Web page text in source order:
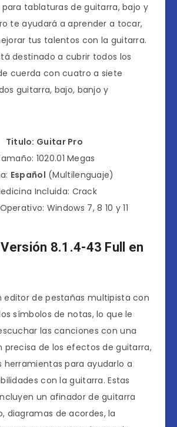
tablaturas de guitarra, bajo y
te ayudará a aprender a tocar,
tus talentos con la guitarra.
destinado a cubrir todos los
cuerda con cuatro a siete
guitarra, bajo, banjo y
Titulo: Guitar Pro
1020.01 Megas
Español (Multilenguaje)
Incluida: Crack
Windows 7, 8 10 y 11
8.1.4-43 Full en
editor de pestañas multipista con
símbolos de notas, lo que le
las canciones con una
precisa de los efectos de guitarra,
herramientas para ayudarlo a
con la guitarra. Estas
un afinador de guitarra
diagramas de acordes, la